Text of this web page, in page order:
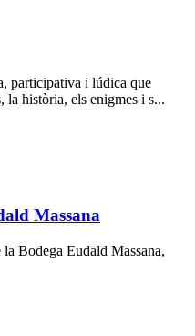
participativa i lúdica que
la història, els enigmes i s...
Massana
Bodega Eudald Massana,